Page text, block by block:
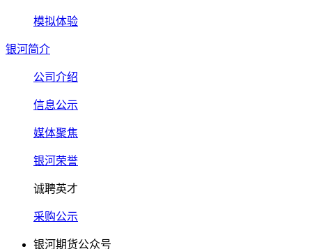
模拟体验
银河简介
公司介绍
信息公示
媒体聚焦
银河荣誉
诚聘英才
采购公示
银河期货公众号